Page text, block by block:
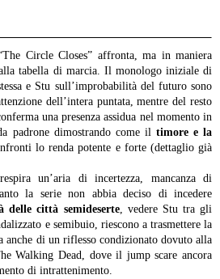
Circle Closes” affronta, ma in maniera
tabella di marcia. Il monologo iniziale di
e Stu sull’improbabilità del futuro sono
dell’intera puntata, mentre del resto
una presenza assidua nel momento in
padrone dimostrando come iltimore e la
lo renda potente e forte (dettaglio già
un’aria di incertezza, mancanza di
la serie non abbia deciso di incedere
delle città semideserte, vedere Stu tra gli
e semibuio, riescono a trasmettere la
anche di un riflesso condizionato dovuto alla
Walking Dead, dove il jump scare ancora
di intrattenimento.